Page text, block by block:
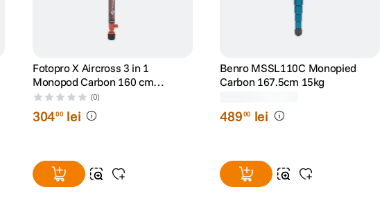
Fotopro X Aircross 3 in 1
Monopod Carbon 160 cm
Portocaliu
(0)
30400 lei
Benro MSSL110C Monopied
Carbon 167.5cm 15kg
48900 lei